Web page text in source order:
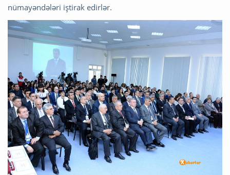
nümayəndələri iştirak edirlər.